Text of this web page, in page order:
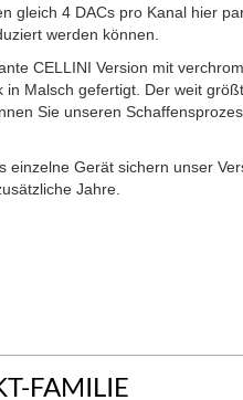
gleich 4 DACs pro Kanal hier
werden können.
CELLINI Version mit
Malsch gefertigt. Der weit
Sie unseren
Gerät sichern unser
Jahre.
FAMILIE